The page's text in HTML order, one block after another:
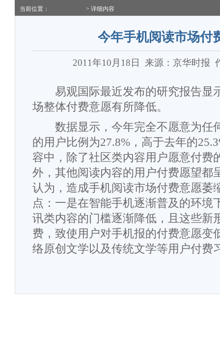
当前位置： > 详细内容
今年手机阅读市场付
2011年10月18日 来源：京华时报
易观国际最近发布的研究报告显
场整体付费意愿有所降低。
数据显示，今年完全不愿意为任
的用户比例为27.8%，高于去年的
容中，除了社区类内容用户愿意付费
外，其他阅读内容的用户付费愿望都
认为，造成手机阅读市场付费意愿萎
点：一是在智能手机逐渐普及的环境
讯类内容的门槛逐渐降低，且这些新
费，致使用户对手机报的付费意愿变
络原创文学以及传统文学等用户付费